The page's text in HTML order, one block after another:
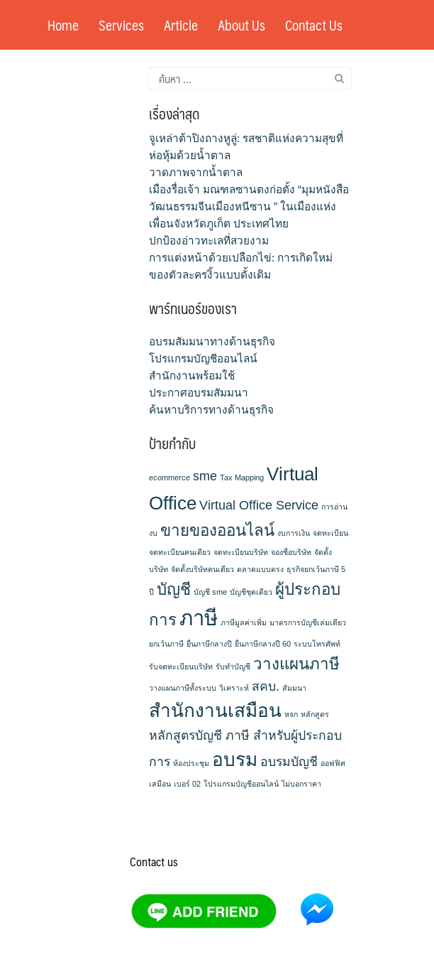
Home Services Article About Us Contact Us
ค้นหา
สำหรับ:
เรื่องล่าสุด
จูเหล่าต้าปิงถางหูลู่: รสชาติแห่งความสุขที่
ห่อหุ้มด้วยน้ำตาล
วาดภาพจากน้ำตาล
เมืองรื่อเจ้า มณฑลซานตงก่อตั้ง “มุมหนังสือ
วัฒนธรรมจีนเมืองหนีซาน ” ในเมืองแห่ง
เพื่อนจังหวัดภูเก็ต ประเทศไทย
ปกป้องอ่าวทะเลที่สวยงาม
การแต่งหน้าด้วยเปลือกไข่: การเกิดใหม่
ของตัวละครงิ้วแบบดั้งเดิม
พาร์ทเนอร์ของเรา
อบรมสัมมนาทางด้านธุรกิจ
โปรแกรมบัญชีออนไลน์
สำนักงานพร้อมใช้
ประกาศอบรมสัมมนา
ค้นหาบริการทางด้านธุรกิจ
ป้ายกำกับ
ecommerce sme Tax Mapping Virtual
Office Virtual Office Service การอ่าน
งบ ขายของออนไลน์ งบการเงิน จดทะเบียน
จดทะเบียนคนเดียว จดทะเบียนบริษัท จองชื่อบริษัท จัดตั้ง
บริษัท จัดตั้งบริษัทคนเดียว ตลาดแบบตรง ธุรกิจยกเว้นภาษี 5
ปี บัญชี บัญชี sme บัญชีชุดเดียว ผู้ประกอบ
การ ภาษี ภาษีมูลค่าเพิ่ม มาตรการบัญชีเล่มเดียว
ยกเว้นภาษี ยื่นภาษีกลางปี ยื่นภาษีกลางปี 60 ระบบโทรศัพท์
รับจดทะเบียนบริษัท รับทำบัญชี วางแผนภาษี
วางแผนภาษีทั้งระบบ วิเคราะห์ สคบ. สัมมนา
สำนักงานเสมือน หจก หลักสูตร
หลักสูตรบัญชี ภาษี สำหรับผู้ประกอบ
การ ห้องประชุม อบรม อบรมบัญชี ออฟฟิศ
เสมือน เบอร์ 02 โปรแกรมบัญชีออนไลน์ ไม่บอกราคา
Contact us